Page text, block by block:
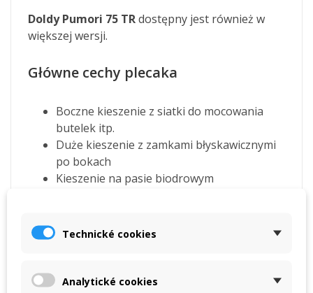
Doldy Pumori 75 TRdostępny jest również w
większej wersji.
Główne cechy plecaka
Boczne kieszenie z siatki do mocowania
butelek itp.
Duże kieszenie z zamkami błyskawicznymi
po bokach
Kieszenie na pasie biodrowym
Wewnętrzna kieszeń na całej długości
Wyprodukowano w Czechach
Technické cookies
Analytické cookies